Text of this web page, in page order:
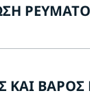
ΚΑΙ